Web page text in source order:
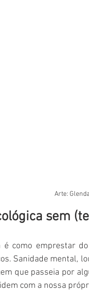
Arte:
sem
é como emprestar
Sanidade mental,
que passeia por
com a nossa